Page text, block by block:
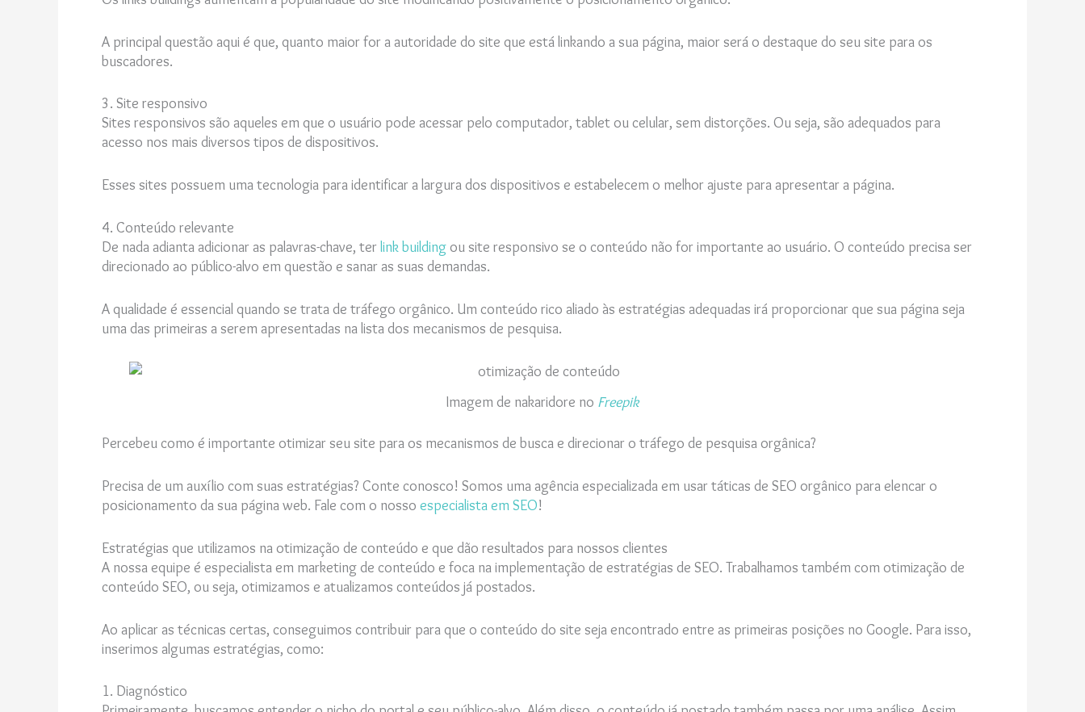
A principal questão aqui é que, quanto maior for a autoridade do site que está linkando a sua página, maior será o destaque do seu site para os
buscadores.
3. Site responsivo
Sites responsivos são aqueles em que o usuário pode acessar pelo computador, tablet ou celular, sem distorções. Ou seja, são adequados para
acesso nos mais diversos tipos de dispositivos.
Esses sites possuem uma tecnologia para identificar a largura dos dispositivos e estabelecem o melhor ajuste para apresentar a página.
4. Conteúdo relevante
De nada adianta adicionar as palavras-chave, ter link buildingou site responsivo se o conteúdo não for importante ao usuário. O conteúdo precisa ser
direcionado ao público-alvo em questão e sanar as suas demandas.
A qualidade é essencial quando se trata de tráfego orgânico. Um conteúdo rico aliado às estratégias adequadas irá proporcionar que sua página seja
uma das primeiras a serem apresentadas na lista dos mecanismos de pesquisa.
Imagem de nakaridore no Freepik
Percebeu como é importante otimizar seu site para os mecanismos de busca e direcionar o tráfego de pesquisa orgânica?
Precisa de um auxílio com suas estratégias? Conte conosco! Somos uma agência especializada em usar táticas de SEO orgânico para elencar o
posicionamento da sua página web. Fale com o nosso especialista em SEO!
Estratégias que utilizamos na otimização de conteúdo e que dão resultados para nossos clientes
A nossa equipe é especialista em marketing de conteúdo e foca na implementação de estratégias de SEO. Trabalhamos também com otimização de
conteúdo SEO, ou seja, otimizamos e atualizamos conteúdos já postados.
Ao aplicar as técnicas certas, conseguimos contribuir para que o conteúdo do site seja encontrado entre as primeiras posições no Google. Para isso,
inserimos algumas estratégias, como:
1. Diagnóstico